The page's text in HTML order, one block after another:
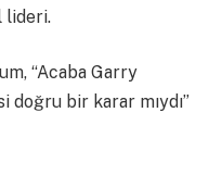
lideri.
“Acaba Garry
doğru bir karar mıydı”